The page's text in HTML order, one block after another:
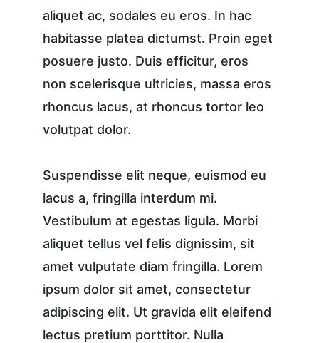
aliquet ac, sodales eu eros. In hac
habitasse platea dictumst. Proin eget
posuere justo. Duis efficitur, eros
non scelerisque ultricies, massa eros
rhoncus lacus, at rhoncus tortor leo
volutpat dolor.
Suspendisse elit neque, euismod eu
lacus a, fringilla interdum mi.
Vestibulum at egestas ligula. Morbi
aliquet tellus vel felis dignissim, sit
amet vulputate diam fringilla. Lorem
ipsum dolor sit amet, consectetur
adipiscing elit. Ut gravida elit eleifend
lectus pretium porttitor. Nulla